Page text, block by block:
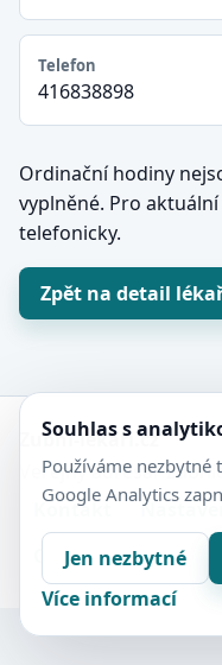
Telefon
416838898
Ordinační hodiny
vyplněné. Pro
telefonicky.
Zpět na detail
Zubní-lékaři.cz
Veřejný adresář
Kontakt
Ochrana soukromí
Souhlas s
Používáme
Google Analytics
Jen nezbytné
Více informací